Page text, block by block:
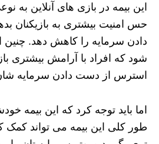
این بیمه در بازی های آنلاین به
حس امنیت بیشتری به بازیکنان
دادن سرمایه را کاهش دهد. چنین
شود که افراد با آرامش بیشتری
استرس از دست دادن سرمایه شان
اما باید توجه کرد که این بیمه
طور کلی این بیمه می تواند